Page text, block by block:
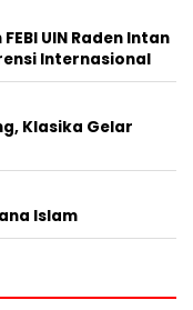
UIN Raden Intan
Internasional
Klasika Gelar
Islam